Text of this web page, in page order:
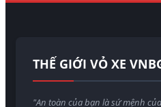
THẾ GIỚI VỎ XE
"An toàn của bạn là sứ mệnh